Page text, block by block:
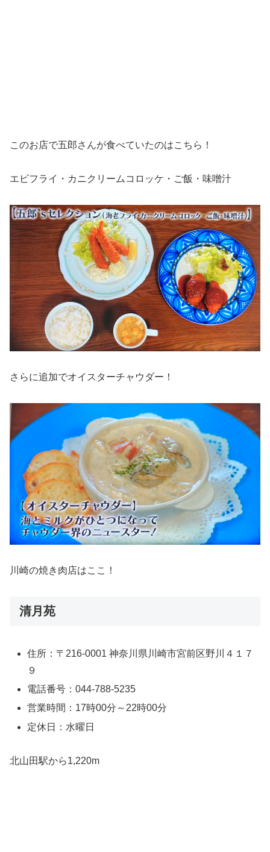
このお店で五郎さんが食べていたのはこちら！
エビフライ・カニクリームコロッケ・ご飯・味噌汁
さらに追加でオイスターチャウダー！
川崎の焼き肉店はここ！
清月苑
住所：〒216-0001 神奈川県川崎市宮前区野川４１７
９
電話番号：044-788-5235
営業時間：17時00分～22時00分
定休日：水曜日
北山田駅から1,220m